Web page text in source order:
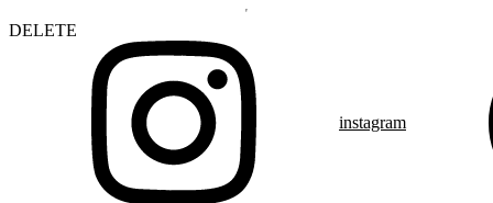
DELETE
instagram